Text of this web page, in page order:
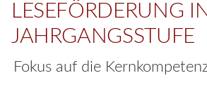
LESEFÖRDERUNG
JAHRGANGSSTUFE
Fokus auf die